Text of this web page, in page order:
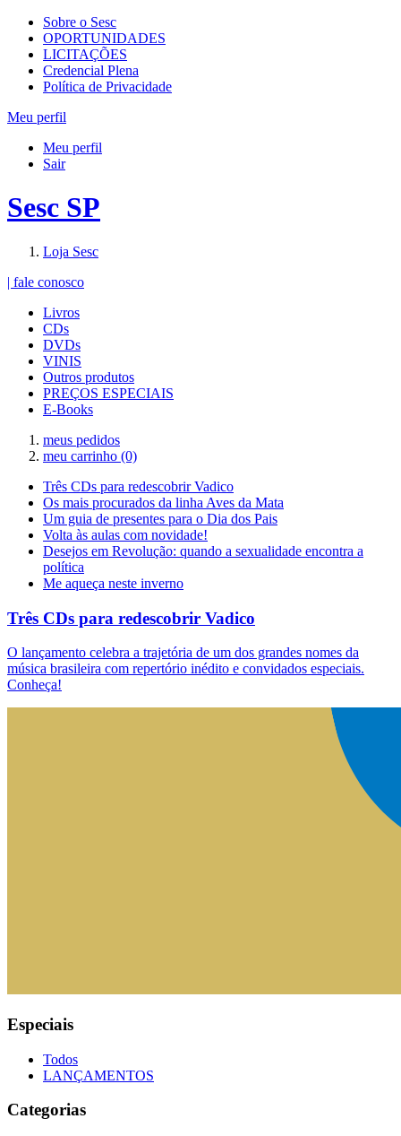
Sobre o Sesc
OPORTUNIDADES
LICITAÇÕES
Credencial Plena
Política de Privacidade
Meu perfil
Meu perfil
Sair
Sesc SP
Loja Sesc
| fale conosco
Livros
CDs
DVDs
VINIS
Outros produtos
PREÇOS ESPECIAIS
E-Books
meus pedidos
meu carrinho (0)
Três CDs para redescobrir Vadico
Os mais procurados da linha Aves da Mata
Um guia de presentes para o Dia dos Pais
Volta às aulas com novidade!
Desejos em Revolução: quando a sexualidade encontra a
política
Me aqueça neste inverno
Três CDs para redescobrir Vadico
O lançamento celebra a trajetória de um dos grandes nomes da
música brasileira com repertório inédito e convidados especiais.
Conheça!
Especiais
Todos
LANÇAMENTOS
Categorias